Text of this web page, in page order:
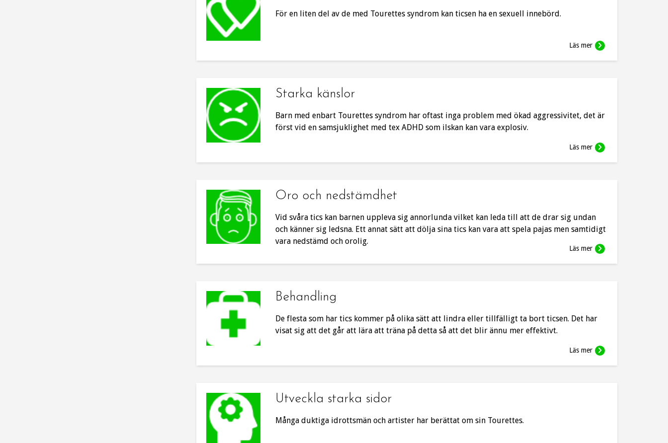
För en liten del av de med Tourettes syndrom kan ticsen ha en sexuell innebörd.
Läs mer
Starka känslor
Barn med enbart Tourettes syndrom har oftast inga problem med ökad aggressivitet, det är
först vid en samsjuklighet med tex ADHD som ilskan kan vara explosiv.
Läs mer
Oro och nedstämdhet
Vid svåra tics kan barnen uppleva sig annorlunda vilket kan leda till att de drar sig undan
och känner sig ledsna. Ett annat sätt att dölja sina tics kan vara att spela pajas men samtidigt
vara nedstämd och orolig.
Läs mer
Behandling
De flesta som har tics kommer på olika sätt att lindra eller tillfälligt ta bort ticsen. Det har
visat sig att det går att lära att träna på detta så att det blir ännu mer effektivt.
Läs mer
Utveckla starka sidor
Många duktiga idrottsmän och artister har berättat om sin Tourettes.